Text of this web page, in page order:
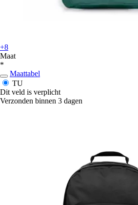
+8
Maat
*
Maattabel
TU
Dit veld is verplicht
Verzonden binnen 3 dagen